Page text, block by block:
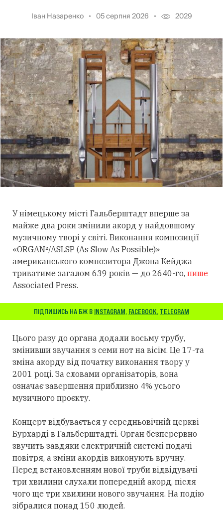
Іван Назаренко 05 серпня 2026 2029
У німецькому місті Гальберштадт вперше за
майже два роки змінили акорд у найдовшому
музичному творі у світі. Виконання композиції
«ORGAN²/ASLSP (As Slow As Possible)»
американського композитора Джона Кейджа
триватиме загалом 639 років — до 2640-го, пише
Associated Press.
ПІДПИШИСЬ НА БЖ В INSTAGRAM, FACEBOOK, TELEGRAM
Цього разу до органа додали восьму трубу,
змінивши звучання з семи нот на вісім. Це 17-та
зміна акорду від початку виконання твору у
2001 році. За словами організаторів, вона
означає завершення приблизно 4% усього
музичного проєкту.
Концерт відбувається у середньовічній церкві
Бурхарді в Гальберштадті. Орган безперервно
звучить завдяки електричній системі подачі
повітря, а зміни акордів виконують вручну.
Перед встановленням нової труби відвідувачі
три хвилини слухали попередній акорд, після
чого ще три хвилини нового звучання. На подію
зібралися понад 150 людей.